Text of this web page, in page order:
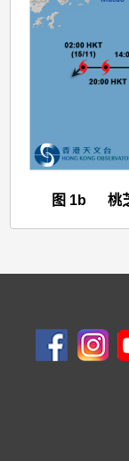
(2423)
图 1b 桃芝